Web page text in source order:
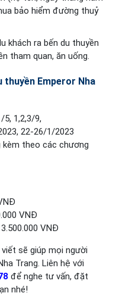
bảo hiểm đường thuỷ
khách ra bến du thuyền
tham quan, ăn uống.
thuyền Emperor Nha
5, 1,2,3/9,
22-26/1/2023
theo các chương
VNĐ
VNĐ
sẽ giúp mọi người
Trang. Liên hệ với
để nghe tư vấn, đặt
nhé!